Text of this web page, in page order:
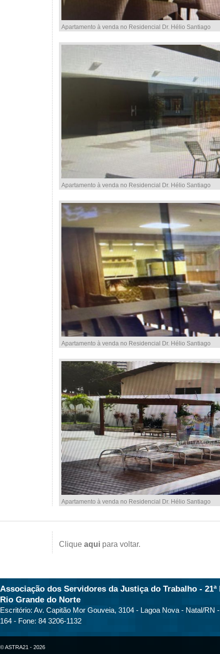
Apartamento à venda no Residencial Dr. Hélio Santiago
Apartamento à venda no Residencial Dr. Hélio Santiago
Apartamento à venda no Residencial Dr. Hélio Santiago
Apartamento à venda no Residencial Dr. Hélio Santiago
Clique aqui para voltar.
Associação dos Servidores da Justiça do Trabalho - 21ª
Rio Grande do Norte
Escritório: Av. Capitão Mor Gouveia, 3104 - Lagoa Nova - Natal/RN
164 - Fone: 84 3206-1132
© ASTRA21 - 2026